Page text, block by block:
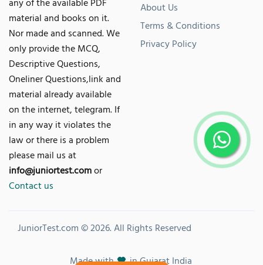
material and books on it.
Nor made and scanned. We
only provide the MCQ,
Descriptive Questions,
Oneliner Questions,link and
material already available
on the internet, telegram. If
in any way it violates the
law or there is a problem
please mail us at
info@juniortest.comor
Contact us
About Us
Terms & Conditions
Privacy Policy
JuniorTest.com © 2026. All Rights Reserved
Made with in Gujarat India